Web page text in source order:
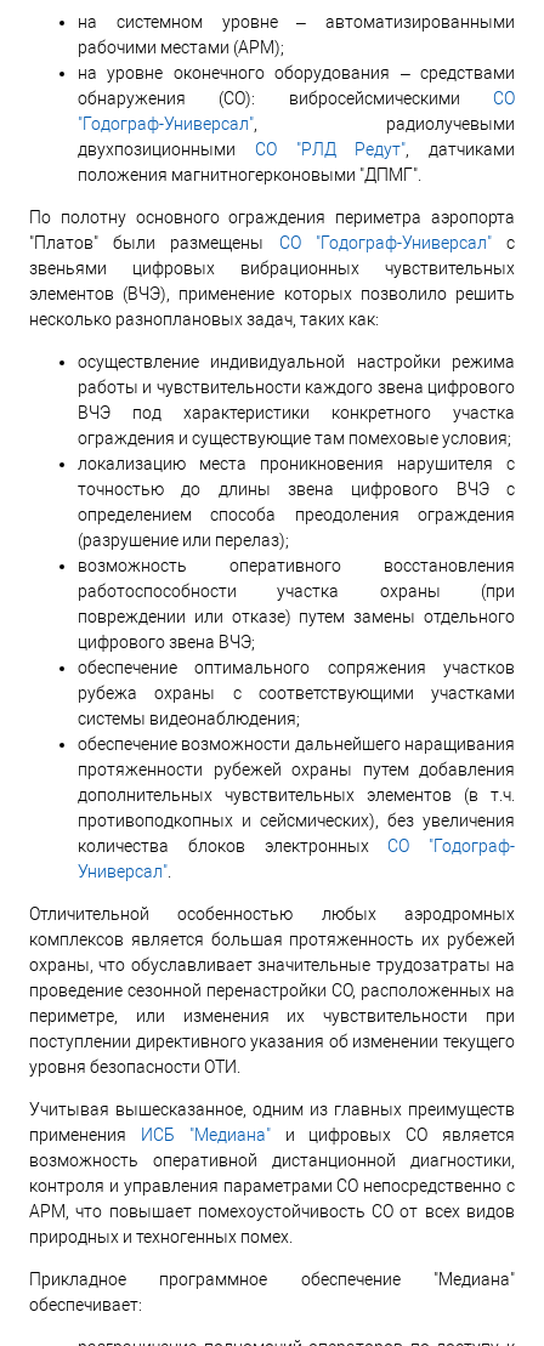
на системном уровне – автоматизированными
рабочими местами (АРМ);
на уровне оконечного оборудования – средствами
обнаружения (СО): вибросейсмическими СО
"Годограф-Универсал" , радиолучевыми
двухпозиционными СО "РЛД Редут" , датчиками
положения магнитногерконовыми "ДПМГ".
По полотну основного ограждения периметра аэропорта
"Платов" были размещены СО "Годограф-Универсал"с
звеньями цифровых вибрационных чувствительных
элементов (ВЧЭ), применение которых позволило решить
несколько разноплановых задач, таких как:
осуществление индивидуальной настройки режима
работы и чувствительности каждого звена цифрового
ВЧЭ под характеристики конкретного участка
ограждения и существующие там помеховые условия;
локализацию места проникновения нарушителя с
точностью до длины звена цифрового ВЧЭ с
определением способа преодоления ограждения
(разрушение или перелаз);
возможность оперативного восстановления
работоспособности участка охраны (при
повреждении или отказе) путем замены отдельного
цифрового звена ВЧЭ;
обеспечение оптимального сопряжения участков
рубежа охраны с соответствующими участками
системы видеонаблюдения;
обеспечение возможности дальнейшего наращивания
протяженности рубежей охраны путем добавления
дополнительных чувствительных элементов (в т.ч.
противоподкопных и сейсмических), без увеличения
количества блоков электронныхСО "Годограф-
Универсал"
Отличительной особенностью любых аэродромных
комплексов является большая протяженность их рубежей
охраны, что обуславливает значительные трудозатраты на
проведение сезонной перенастройки СО, расположенных на
периметре, или изменения их чувствительности при
поступлении директивного указания об изменении текущего
уровня безопасности ОТИ.
Учитывая вышесказанное, одним из главных преимуществ
применения
ИСБ "Медиана"и цифровых СО является
возможность оперативной дистанционной диагностики,
контроля и управления параметрами СО непосредственно с
АРМ, что повышает помехоустойчивость СО от всех видов
природных и техногенных помех.
Прикладное программное обеспечение "Медиана"
обеспечивает: